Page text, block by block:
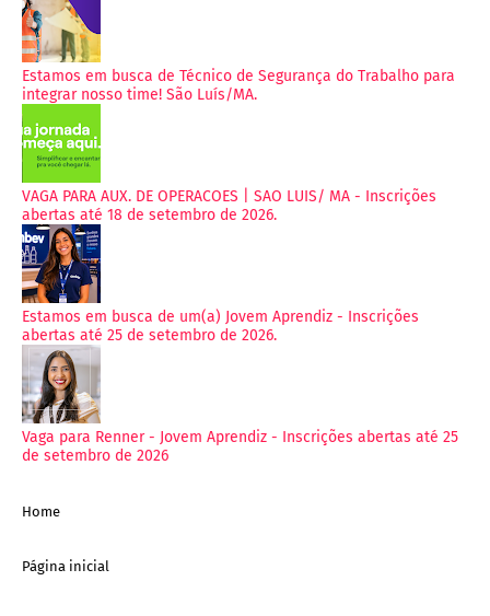
Estamos em busca de Técnico de Segurança do Trabalho para
integrar nosso time! São Luís/MA.
VAGA PARA AUX. DE OPERACOES | SAO LUIS/ MA - Inscrições
abertas até 18 de setembro de 2026.
Estamos em busca de um(a) Jovem Aprendiz - Inscrições
abertas até 25 de setembro de 2026.
Vaga para Renner - Jovem Aprendiz - Inscrições abertas até 25
de setembro de 2026
Home
Página inicial